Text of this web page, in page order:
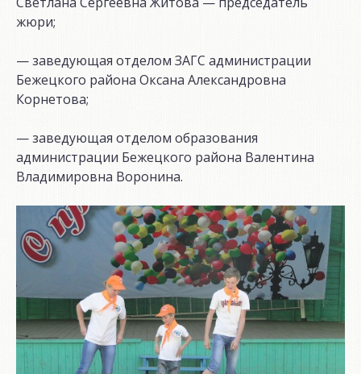
жюри;
— заведующая отделом ЗАГС администрации
Бежецкого района Оксана Александровна
Корнетова;
— заведующая отделом образования
администрации Бежецкого района Валентина
Владимировна Воронина.